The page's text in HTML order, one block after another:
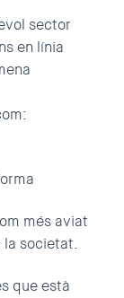
sector
en línia
més aviat
la societat.
que està